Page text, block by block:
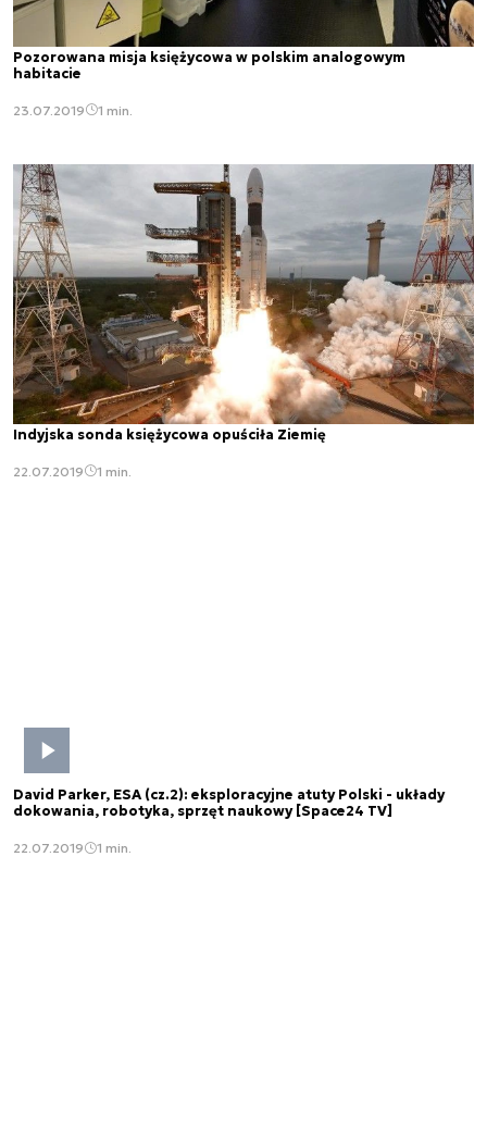
Pozorowana misja księżycowa w polskim analogowym
habitacie
23.07.2019 1 min.
Indyjska sonda księżycowa opuściła Ziemię
22.07.2019 1 min.
David Parker, ESA (cz.2): eksploracyjne atuty Polski - układy
dokowania, robotyka, sprzęt naukowy [Space24 TV]
22.07.2019 1 min.